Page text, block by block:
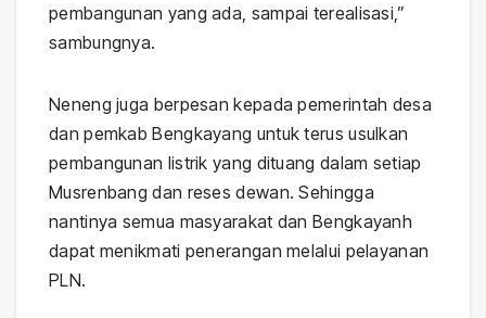
pembangunan yang ada, sampai terealisasi,”
sambungnya.
Neneng juga berpesan kepada pemerintah desa
dan pemkab Bengkayang untuk terus usulkan
pembangunan listrik yang dituang dalam setiap
Musrenbang dan reses dewan. Sehingga
nantinya semua masyarakat dan Bengkayanh
dapat menikmati penerangan melalui pelayanan
PLN.